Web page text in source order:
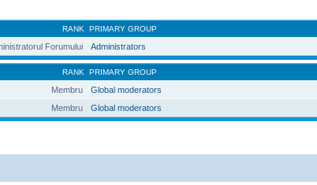
RANK PRIMARY GROUP
Forumului Administrators
RANK PRIMARY GROUP
Membru Global moderators
Membru
Global moderators